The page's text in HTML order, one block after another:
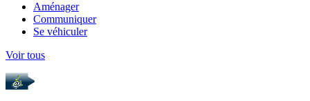
Aménager
Communiquer
Se véhiculer
Voir tous